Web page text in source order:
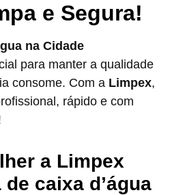
e Segura!
na Cidade
para manter a qualidade
consome. Com a Limpex,
rápido e com
a Limpex
caixa d’água